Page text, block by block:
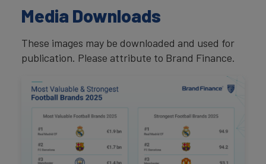
Media Downloads
These images may be downloaded and used for
publication. Please attribute to Brand Finance.